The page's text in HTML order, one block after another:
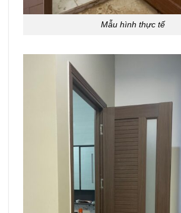
Mẫu hình thực tế